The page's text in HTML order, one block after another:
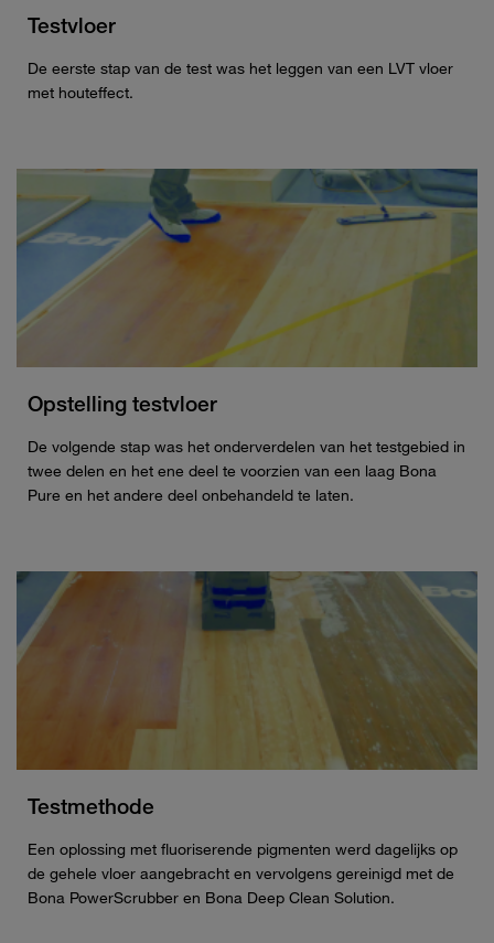
Testvloer
De eerste stap van de test was het leggen van een LVT vloer
met houteffect.
Opstelling testvloer
De volgende stap was het onderverdelen van het testgebied in
twee delen en het ene deel te voorzien van een laag Bona
Pure en het andere deel onbehandeld te laten.
Testmethode
Een oplossing met fluoriserende pigmenten werd dagelijks op
de gehele vloer aangebracht en vervolgens gereinigd met de
Bona PowerScrubber en Bona Deep Clean Solution.